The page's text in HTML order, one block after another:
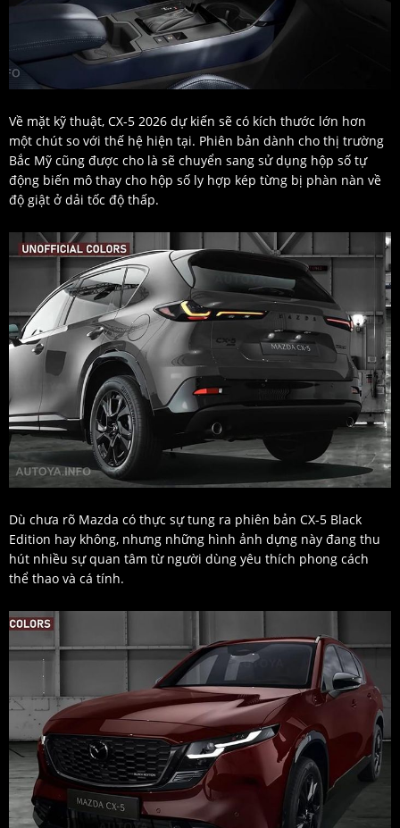
Về mặt kỹ thuật, CX-5 2026 dự kiến sẽ có kích thước lớn hơn
một chút so với thế hệ hiện tại. Phiên bản dành cho thị trường
Bắc Mỹ cũng được cho là sẽ chuyển sang sử dụng hộp số tự
động biến mô thay cho hộp số ly hợp kép từng bị phàn nàn về
độ giật ở dải tốc độ thấp.
Dù chưa rõ Mazda có thực sự tung ra phiên bản CX-5 Black
Edition hay không, nhưng những hình ảnh dựng này đang thu
hút nhiều sự quan tâm từ người dùng yêu thích phong cách
thể thao và cá tính.